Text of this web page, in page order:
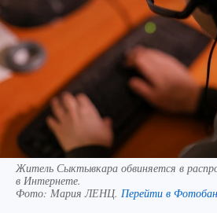
Житель Сыктывкара обвиняется в
в Интернете.
Фото: Мария ЛЕНЦ. Перейти в